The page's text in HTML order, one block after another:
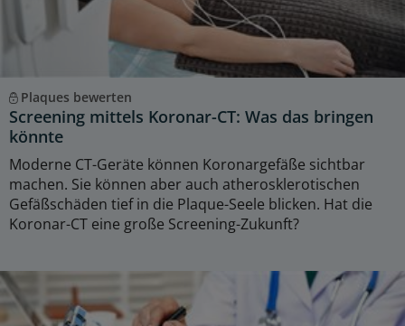
Plaques bewerten
Screening mittels Koronar-CT: Was das bringen
könnte
Moderne CT-Geräte können Koronargefäße sichtbar
machen. Sie können aber auch atherosklerotischen
Gefäßschäden tief in die Plaque-Seele blicken. Hat die
Koronar-CT eine große Screening-Zukunft?